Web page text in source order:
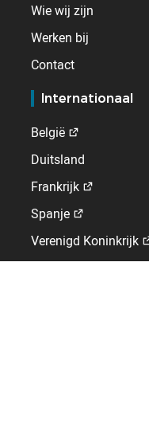
Wie wij zijn
Werken bij
Contact
Internationaal
België
Duitsland
Frankrijk
Spanje
Verenigd Koninkrijk
Zwitserland